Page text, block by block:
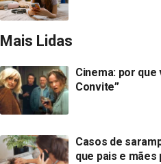
Mais Lidas
Cinema: por que
Convite”
Casos de
que pais e